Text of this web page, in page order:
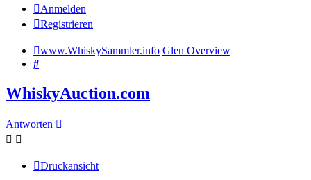
Anmelden
Registrieren
www.WhiskySammler.info Glen Overview
Suche
WhiskyAuction.com
Antworten
Druckansicht